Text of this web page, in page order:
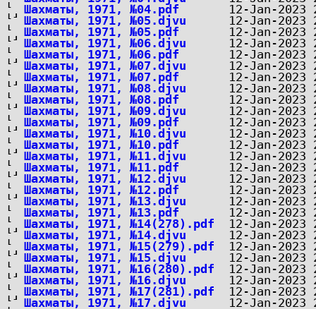
Шахматы, 1971, №04.pdf
Шахматы, 1971, №05.djvu
Шахматы, 1971, №05.pdf
Шахматы, 1971, №06.djvu
Шахматы, 1971, №06.pdf
Шахматы, 1971, №07.djvu
Шахматы, 1971, №07.pdf
Шахматы, 1971, №08.djvu
Шахматы, 1971, №08.pdf
Шахматы, 1971, №09.djvu
Шахматы, 1971, №09.pdf
Шахматы, 1971, №10.djvu
Шахматы, 1971, №10.pdf
Шахматы, 1971, №11.djvu
Шахматы, 1971, №11.pdf
Шахматы, 1971, №12.djvu
Шахматы, 1971, №12.pdf
Шахматы, 1971, №13.djvu
Шахматы, 1971, №13.pdf
Шахматы, 1971, №14(278).pdf
Шахматы, 1971, №14.djvu
Шахматы, 1971, №15(279).pdf
Шахматы, 1971, №15.djvu
Шахматы, 1971, №16(280).pdf
Шахматы, 1971, №16.djvu
Шахматы, 1971, №17(281).pdf
Шахматы, 1971, №17.djvu